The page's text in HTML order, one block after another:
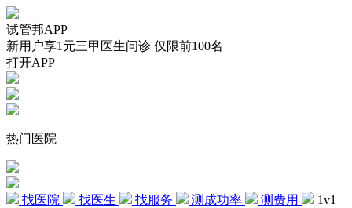
试管邦APP
新用户享1元三甲医生问诊 仅限前100名
打开APP
热门医院
找医院 找医生 找服务 测成功率 测费用
1v1